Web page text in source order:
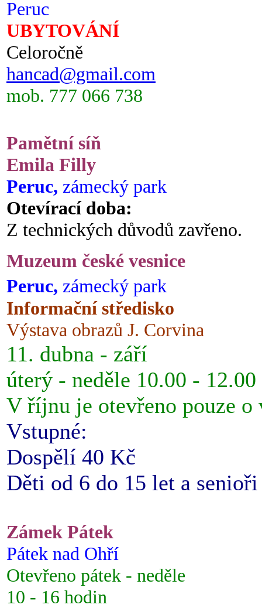
Peruc
UBYTOVÁNÍ
Celoročně
hancad@gmail.com
mob. 777 066 738
Pamětní síň
Emila Filly
Peruc, zámecký park
Otevírací doba:
Z technických důvodů zavřeno.
Muzeum české vesnice
Peruc, zámecký park
Informační středisko
Výstava obrazů J. Corvina
11. dubna - září
úterý - neděle 10.00 -
V říjnu je otevřeno pouze o
Vstupné:
Dospělí 40 Kč
Děti od 6 do 15 let a
Zámek Pátek
Pátek nad Ohří
Otevřeno pátek - neděle
10 - 16 hodin